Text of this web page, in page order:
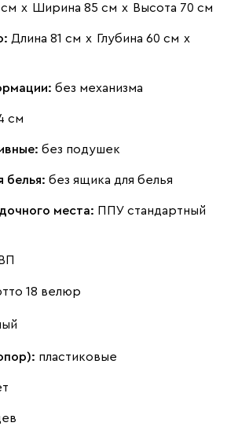
х Ширина 85 см х Высота 70 см
Длина 81 см х Глубина 60 см х
без механизма
см
без подушек
белья: без ящика для белья
места: ППУ стандартный
18 велюр
пластиковые